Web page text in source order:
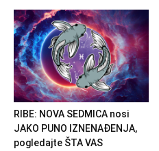
RIBE: NOVA SEDMICA nosi
JAKO PUNO IZNENAĐENJA,
pogledajte ŠTA VAS